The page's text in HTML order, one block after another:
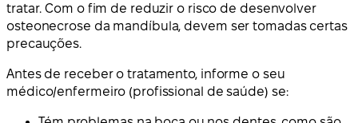
tratar. Com o fim de reduzir o risco de desenvolver
osteonecrose da mandíbula, devem ser tomadas certas
precauções.
Antes de receber o tratamento, informe o seu
médico/enfermeiro (profissional de saúde) se: